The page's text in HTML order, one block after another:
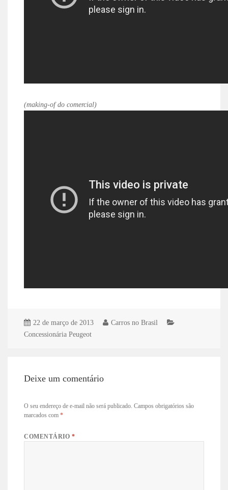
(making-of do comercial)
22 de março de 2013
Carros no Brasil
Concessionária Peugeot
Deixe um comentário
O seu endereço de e-mail não será publicado. Campos obrigatórios são
marcados com*
COMENTÁRIO*